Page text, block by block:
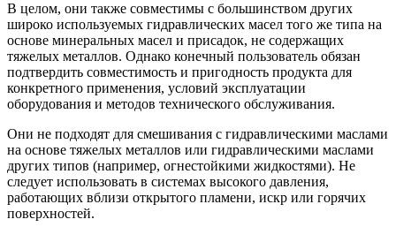
В целом, они также совместимы с большинством других
широко используемых гидравлических масел того же типа на
основе минеральных масел и присадок, не содержащих
тяжелых металлов. Однако конечный пользователь обязан
подтвердить совместимость и пригодность продукта для
конкретного применения, условий эксплуатации
оборудования и методов технического обслуживания.
Они не подходят для смешивания с гидравлическими маслами
на основе тяжелых металлов или гидравлическими маслами
других типов (например, огнестойкими жидкостями). Не
следует использовать в системах высокого давления,
работающих вблизи открытого пламени, искр или горячих
поверхностей.